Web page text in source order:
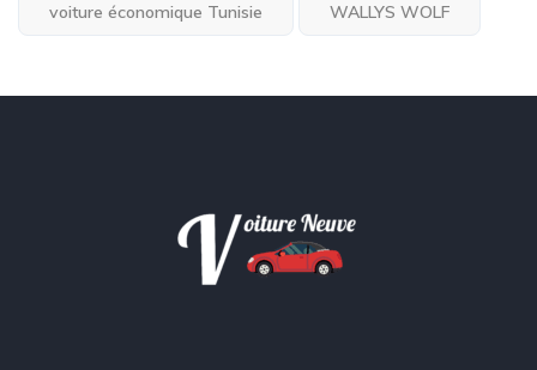
voiture économique Tunisie WALLYS WOLF